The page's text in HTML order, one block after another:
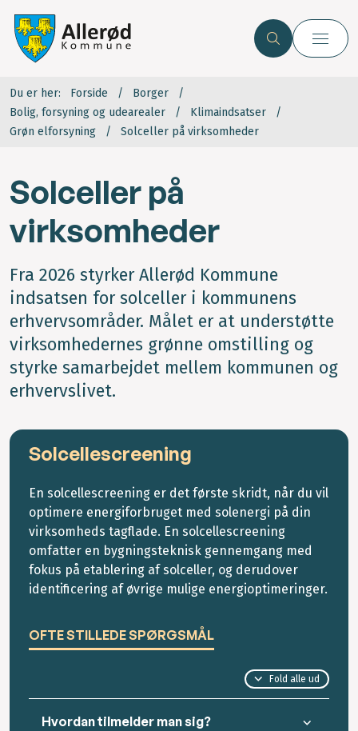
Du er her: Forside
Borger
Bolig, forsyning og udearealer
Klimaindsatser
Grøn elforsyning
Solceller på virksomheder
Solceller på
virksomheder
Fra 2026 styrker Allerød Kommune
indsatsen for solceller i kommunens
erhvervsområder. Målet er at understøtte
virksomhedernes grønne omstilling og
styrke samarbejdet mellem kommunen og
erhvervslivet.
Solcellescreening
En solcellescreening er det første skridt, når du vil
optimere energiforbruget med solenergi på din
virksomheds tagflade. En solcellescreening
omfatter en bygningsteknisk gennemgang med
fokus på etablering af solceller, og derudover
identificering af øvrige mulige energioptimeringer.
OFTE STILLEDE SPØRGSMÅL
Fold alle ud
Hvordan tilmelder man sig?